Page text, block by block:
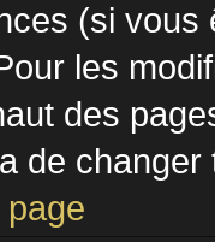
(si
les
des
de